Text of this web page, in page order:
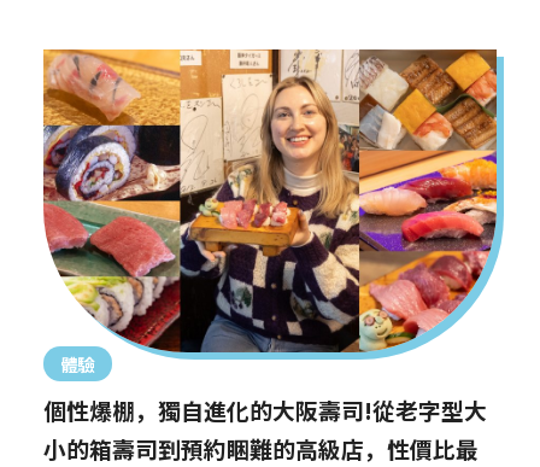
體驗
個性爆棚，獨自進化的大阪壽司!從老字型大
小的箱壽司到預約睏難的高級店，性價比最